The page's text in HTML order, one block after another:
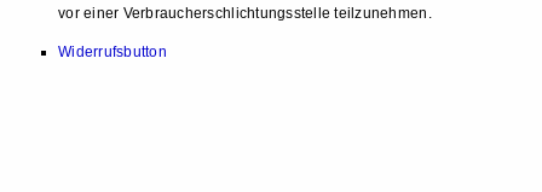
vor einer Verbraucherschlichtungsstelle teilzunehmen.
Widerrufsbutton